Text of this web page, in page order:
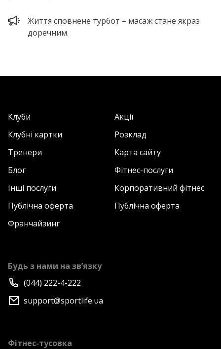
Життя сповнене турбот – масаж стане якраз
доречним.
Клуби
Акції
Клубні картки
Розклад
Тренери
Карта сайту
Блог
Фітнес-послуги
Інші послуги
Корпоративний фітнес
Публічна оферта
Публічна оферта
Франчайзинг
Будь з нами на зв’язку
(044) 222-4-222
support@sportlife.ua
Фітнес-тусовка